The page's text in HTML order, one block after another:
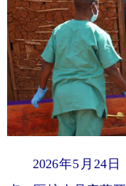
2026年5月24